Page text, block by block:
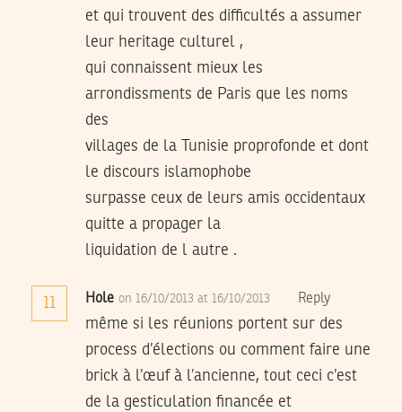
et qui trouvent des difficultés a assumer
leur heritage culturel ,
qui connaissent mieux les
arrondissments de Paris que les noms
des
villages de la Tunisie proprofonde et dont
le discours islamophobe
surpasse ceux de leurs amis occidentaux
quitte a propager la
liquidation de l autre .
11 Hole on 16/10/2013 at 16/10/2013 Reply
même si les réunions portent sur des
process d’élections ou comment faire une
brick à l’œuf à l’ancienne, tout ceci c’est
de la gesticulation financée et